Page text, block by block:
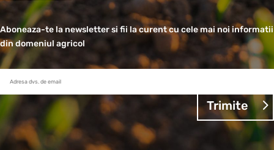
Aboneaza-te la newsletter si fii la curent cu cele mai noi informatii
din domeniul agricol
Trimite